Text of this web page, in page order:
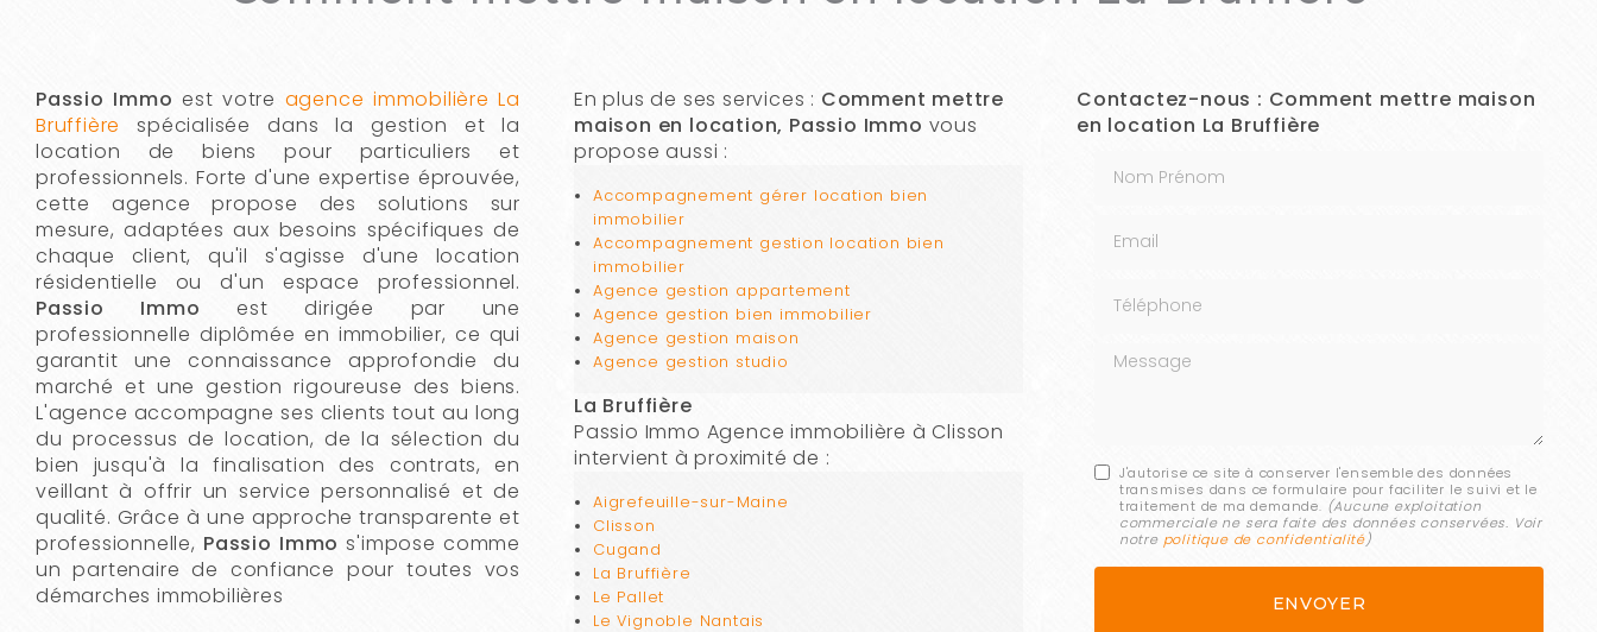
Passio Immo est votre agence immobilière La
Bruffière spécialisée dans la gestion et la
location de biens pour particuliers et
professionnels. Forte d'une expertise éprouvée,
cette agence propose des solutions sur
mesure, adaptées aux besoins spécifiques de
chaque client, qu'il s'agisse d'une location
résidentielle ou d'un espace professionnel.
Passio Immo est dirigée par une
professionnelle diplômée en immobilier, ce qui
garantit une connaissance approfondie du
marché et une gestion rigoureuse des biens.
L'agence accompagne ses clients tout au long
du processus de location, de la sélection du
bien jusqu'à la finalisation des contrats, en
veillant à offrir un service personnalisé et de
qualité. Grâce à une approche transparente et
professionnelle, Passio Immo s'impose comme
un partenaire de confiance pour toutes vos
démarches immobilières
En plus de ses services : Comment mettre
maison en location, Passio Immo vous
propose aussi :
Accompagnement gérer location bien
immobilier
Accompagnement gestion location bien
immobilier
Agence gestion appartement
Agence gestion bien immobilier
Agence gestion maison
Agence gestion studio
La Bruffière
Passio Immo Agence immobilière à Clisson
intervient à proximité de :
Aigrefeuille-sur-Maine
Clisson
Cugand
La Bruffière
Le Pallet
Le Vignoble Nantais
Contactez-nous : Comment mettre maison
en location La Bruffière
Message
J'autorise ce site à conserver l'ensemble des données
transmises dans ce formulaire pour faciliter le suivi et le
traitement de ma demande. (Aucune exploitation
commerciale ne sera faite des données conservées. Voir
notre politique de confidentialité)